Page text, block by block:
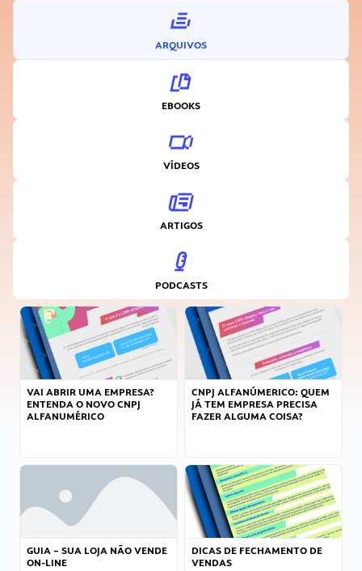
ARQUIVOS
EBOOKS
VÍDEOS
ARTIGOS
PODCASTS
VAI ABRIR UMA EMPRESA?
ENTENDA O NOVO CNPJ
ALFANUMÉRICO
CNPJ ALFANÚMERICO: QUEM
JÁ TEM EMPRESA PRECISA
FAZER ALGUMA COISA?
GUIA – SUA LOJA NÃO VENDE
ON-LINE
DICAS DE FECHAMENTO DE
VENDAS